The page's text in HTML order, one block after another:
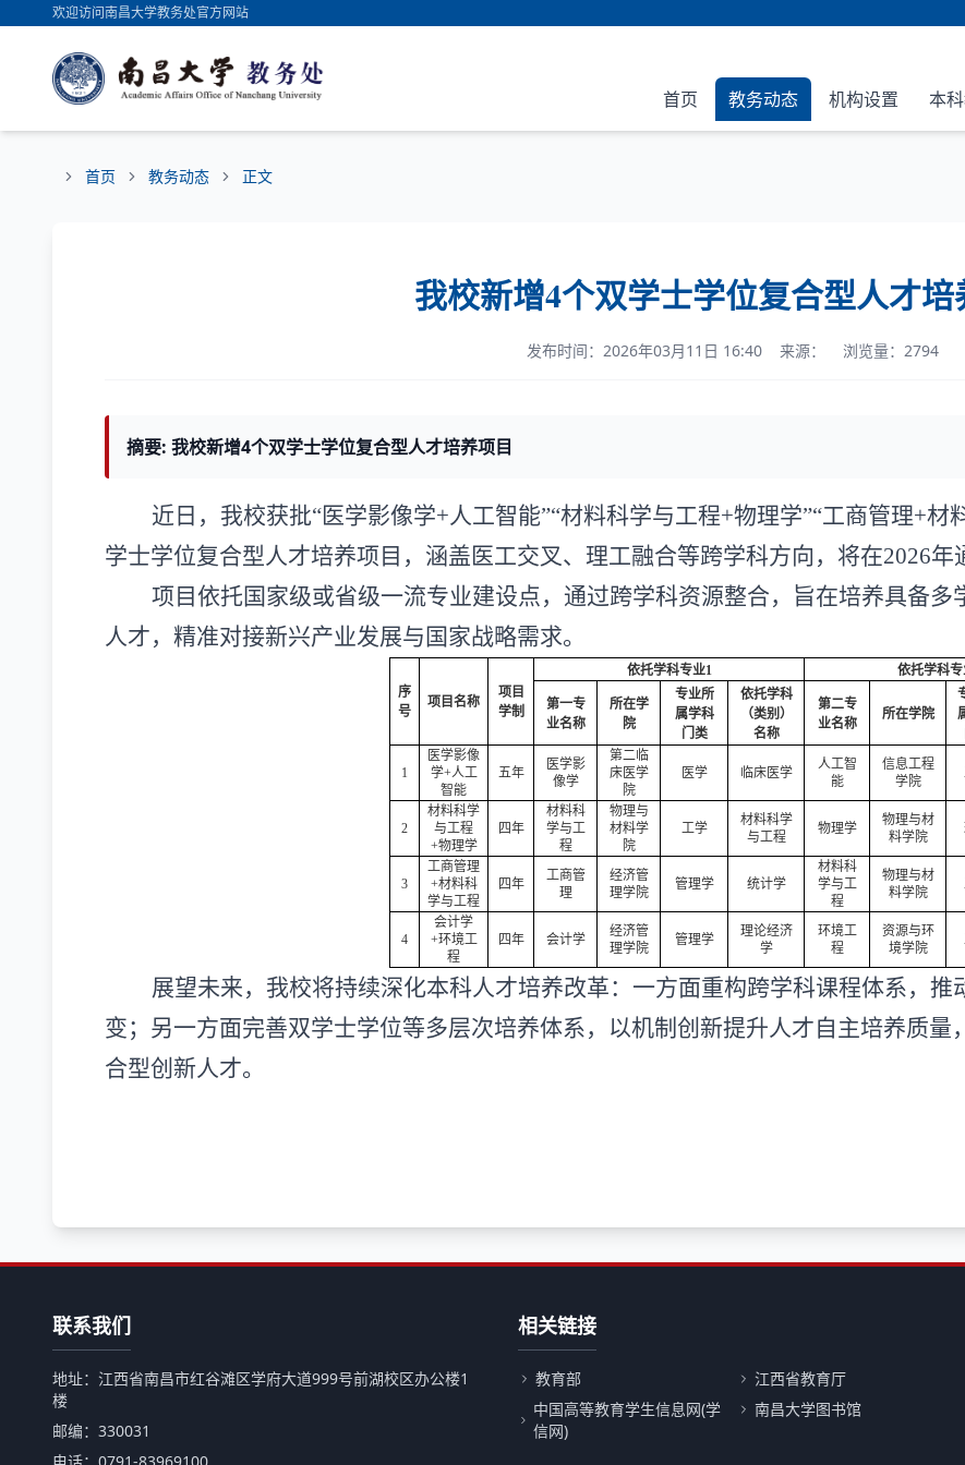
欢迎访问南昌大学教务处官方网站
首页 教务动态 机构设置 本
首页 教务动态 正文
我校新增4个双学士学位复合型人才培
发布时间：2026年03月11日 16:40 来源： 浏览量：2794
摘要: 我校新增4个双学士学位复合型人才培养项目
近日，我校获批“医学影像学+人工智能”“材料科学与工程+物理学”“工商管理+材
学士学位复合型人才培养项目，涵盖医工交叉、理工融合等跨学科方向 ， 将在2026年
项目依托国家级或省级一流专业建设点，通过跨学科资源整合，旨在培养具备
人才，精准对接新兴产业发展与国家战略需求。
序
号
项目名称
项目
学制
依托学科专业1 依托学科
第一专
业名称
所在学
院
专业所
属学科
门类
依托学科
（类别）
名称
第二专
业名称
所在学院
1
医学影像
学+人工
智能
五年
医学影
像学
第二临
床医学
院
医学 临床医学
人工智
能
信息工程
学院
2
材料科学
与工程
+物理学
四年
材料科
学与工
程
物理与
材料学
院
工学
材料科学
与工程
物理学
物理与材
料学院
3
工商管理
+材料科
学与工程
四年
工商管
理
经济管
理学院
管理学 统计学
材料科
学与工
程
物理与材
料学院
4
会计学
+环境工
程
四年 会计学
经济管
理学院
管理学
理论经济
学
环境工
程
资源与环
境学院
展望未来，我校将持续深化本科人才培养改革：一方面重构跨学科课程体系，推
变；另一方面完善双学士学位等多层次培养体系，以机制创新提升人才自主培养质量
合型创新人才。
联系我们
地址：江西省南昌市红谷滩区学府大道999号前湖校区办公楼1
楼
邮编：330031
相关链接
教育部
江西省教育厅
中国高等教育学生信息网(学
信网)
南昌大学图书馆